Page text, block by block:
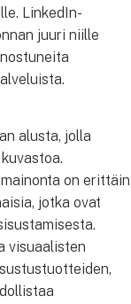
LinkedIn-
juuri niille
alusta, jolla
on erittäin
jotka ovat
visuaalisten